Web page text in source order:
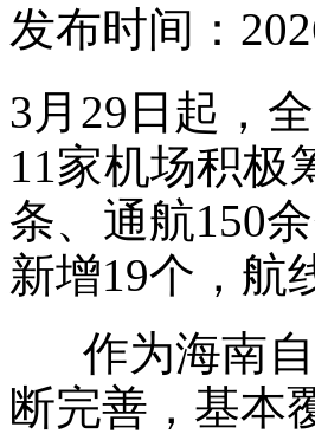
发布时间：
3月29日起，
11家机场积极
条、通航150
新增19个，航
作为海南自
断完善，基本